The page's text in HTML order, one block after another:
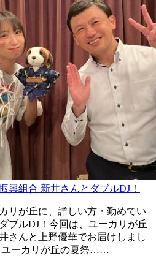
興組合 新井さんとダブルDJ！
リが丘に、詳しい方・勤めてい
ブルDJ！今回は、ユーカリが丘
さんと上野優華でお届けしまし
ユーカリが丘の夏祭……